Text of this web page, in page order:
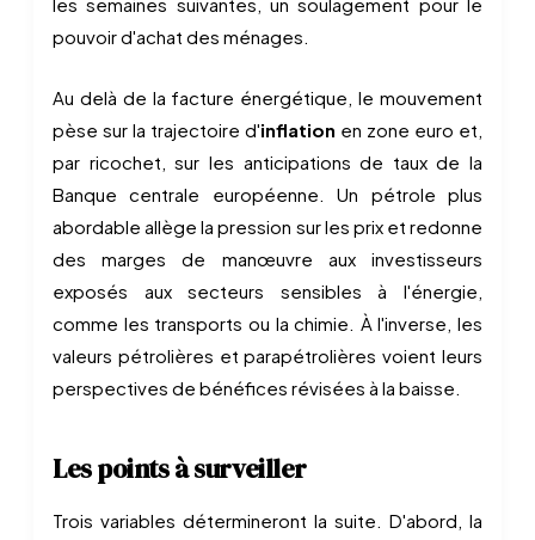
pouvoir d'achat des ménages.
Au delà de la facture énergétique, le mouvement
pèse sur la trajectoire d'inflation en zone euro et,
par ricochet, sur les anticipations de taux de la
Banque centrale européenne. Un pétrole plus
abordable allège la pression sur les prix et redonne
des marges de manœuvre aux investisseurs
exposés aux secteurs sensibles à l'énergie,
comme les transports ou la chimie. À l'inverse, les
valeurs pétrolières et parapétrolières voient leurs
perspectives de bénéfices révisées à la baisse.
Les points à surveiller
Trois variables détermineront la suite. D'abord, la